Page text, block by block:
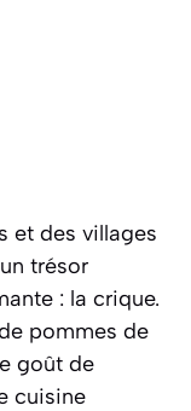
et des villages
trésor
: la crique.
pommes de
goût de
cuisine